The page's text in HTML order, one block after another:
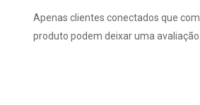
Apenas clientes conectados que
produto podem deixar uma avaliação.